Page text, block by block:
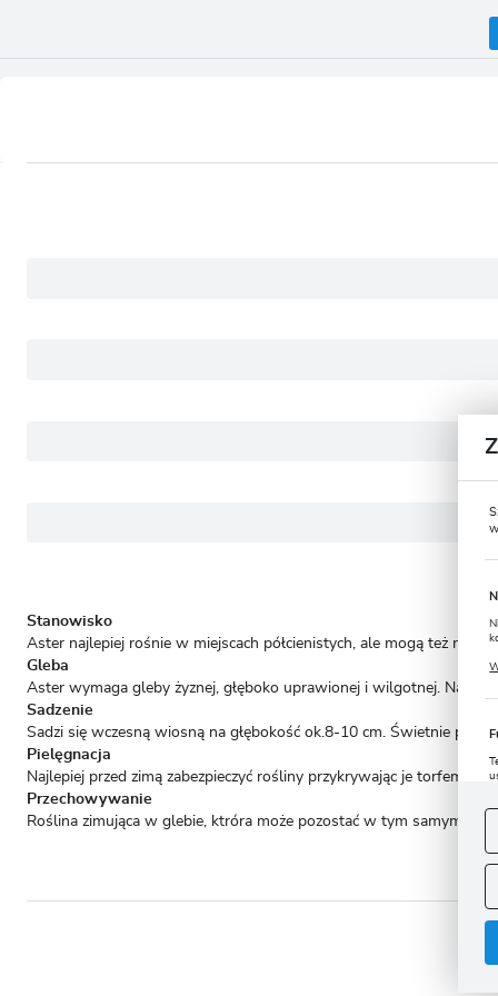
Stanowisko
Aster najlepiej rośnie w miejscach półcienistych, ale mogą też
Gleba
Aster wymaga gleby żyznej, głęboko uprawionej i wilgotnej. Na
Sadzenie
Sadzi się wczesną wiosną na głębokość ok.8-10 cm. Świetnie
Pielęgnacja
Najlepiej przed zimą zabezpieczyć rośliny przykrywając je torfem,
Przechowywanie
Roślina zimująca w glebie, ktróra może pozostać w tym samym
- to